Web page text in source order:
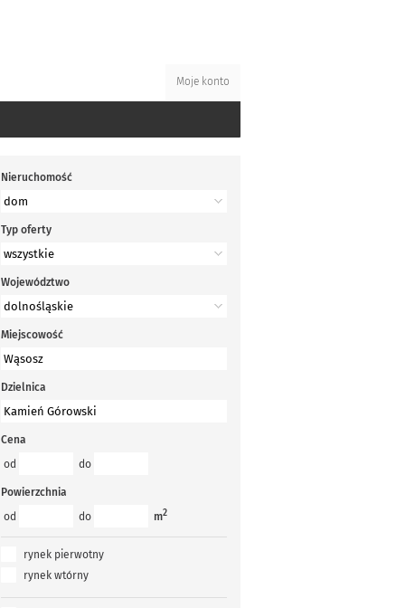
Moje konto
Nieruchomość
Typ oferty
Województwo
Miejscowość
Dzielnica
Cena
od
do
Powierzchnia
od
do m2
rynek pierwotny
rynek wtórny